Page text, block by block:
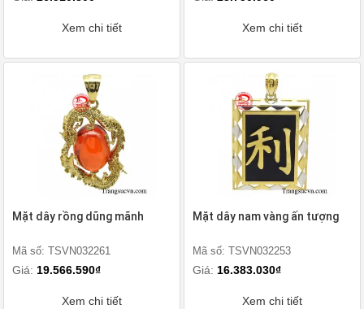
Xem chi tiết Xem chi tiết
Mặt dây rồng dũng mãnh
Mã số: TSVN032261
Giá: 19.566.590₫
Xem chi tiết
Mặt dây nam vàng ấn tượng
Mã số: TSVN032253
Giá: 16.383.030₫
Xem chi tiết